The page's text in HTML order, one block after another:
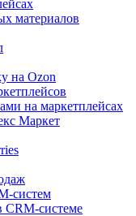
материалов
на Ozon
на маркетплейсах
Маркет
систем
CRM-системе